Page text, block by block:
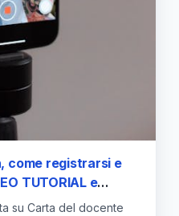
come registrarsi e
TUTORIAL e
e guida
su Carta del docente